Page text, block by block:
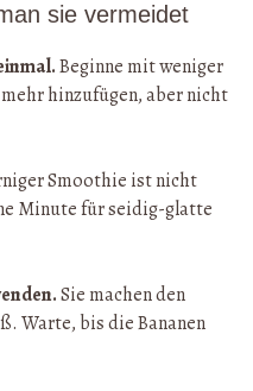
sie vermeidet
Beginne mit weniger
hinzufügen, aber nicht
Smoothie ist nicht
Minute für seidig-glatte
Sie machen den
Warte, bis die Bananen